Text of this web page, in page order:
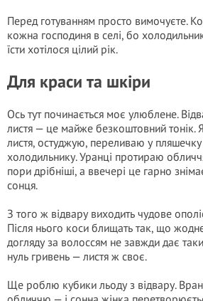
Перед готуванням просто вимочуєте.
кожна господиня в селі, бо
їсти хотілося цілий рік.
Для краси та шкіри
Ось тут починається моє улюблене.
листя — це майже безкоштовний
листя, остуджую, переливаю у
холодильнику. Уранці протираю
пори дрібніші, а ввечері це гарно
сонця.
З того ж відвару виходить чудове
Після нього коси блищать так, що
догляду за волоссям не завжди дає
нуль гривень — листя ж своє.
Ще роблю кубики льоду з відвару.